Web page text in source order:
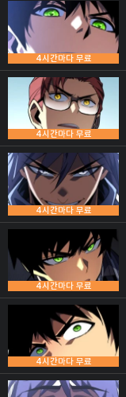
4시간마다 무료
4시간마다 무료
4시간마다 무료
4시간마다 무료
4시간마다 무료